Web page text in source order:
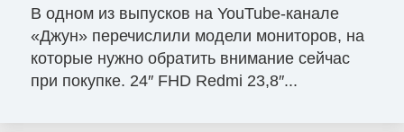
В одном из выпусков на YouTube-канале
«Джун» перечислили модели мониторов, на
которые нужно обратить внимание сейчас
при покупке. 24″ FHD Redmi 23,8″...